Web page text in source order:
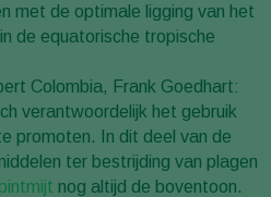
met de optimale ligging van het
de equatorische tropische
Colombia, Frank Goedhart:
verantwoordelijk het gebruik
promoten. In dit deel van de
ter bestrijding van plagen
nog altijd de boventoon.